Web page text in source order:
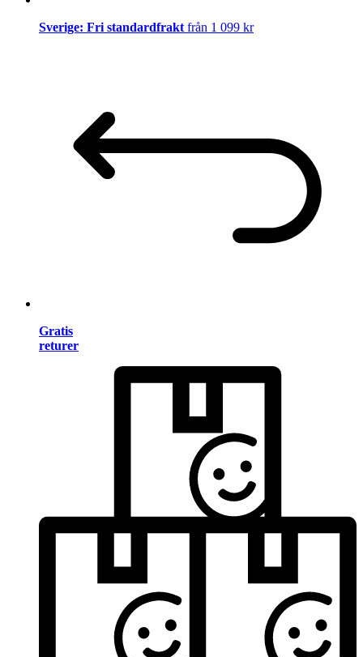
Sverige: Fri standardfrakt från 1 099 kr
Gratis
returer